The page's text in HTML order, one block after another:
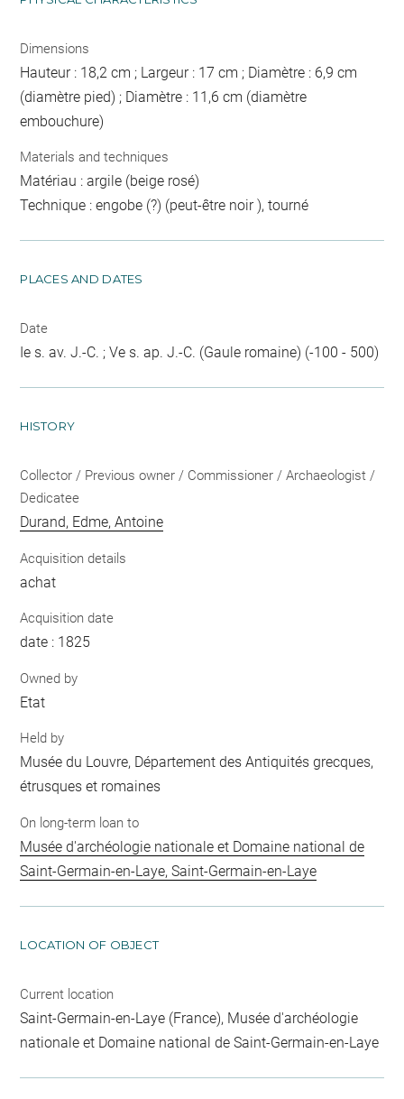
Dimensions
Hauteur : 18,2 cm ; Largeur : 17 cm ; Diamètre : 6,9 cm
(diamètre pied) ; Diamètre : 11,6 cm (diamètre
embouchure)
Materials and techniques
Matériau : argile (beige rosé)
Technique : engobe (?) (peut-être noir ), tourné
PLACES AND DATES
Date
Ie s. av. J.-C. ; Ve s. ap. J.-C. (Gaule romaine) (-100 - 500)
HISTORY
Collector / Previous owner / Commissioner / Archaeologist /
Dedicatee
Durand, Edme, Antoine
Acquisition details
achat
Acquisition date
date : 1825
Owned by
Etat
Held by
Musée du Louvre, Département des Antiquités grecques,
étrusques et romaines
On long-term loan to
Musée d'archéologie nationale et Domaine national de
Saint-Germain-en-Laye, Saint-Germain-en-Laye
LOCATION OF OBJECT
Current location
Saint-Germain-en-Laye (France), Musée d'archéologie
nationale et Domaine national de Saint-Germain-en-Laye